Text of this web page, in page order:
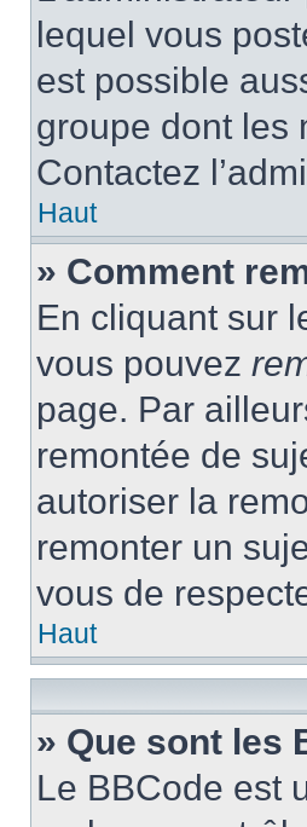
lequel vous
est possible
groupe dont les
Contactez
Haut
» Comment
En cliquant sur
vous pouvez
page. Par
remontée de
autoriser la
remonter un
vous de
Haut
» Que sont les
Le BBCode est